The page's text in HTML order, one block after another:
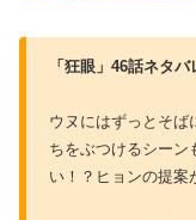
「狂眼」46話ネタバ
ウヌにはずっとそば
ちをぶつけるシーン
い！？ヒョンの提案